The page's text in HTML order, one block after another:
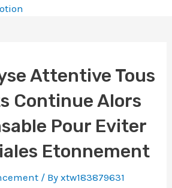
Attentive Tous
Continue Alors
Pour Eviter
Etonnement
/ Byxtw183879631